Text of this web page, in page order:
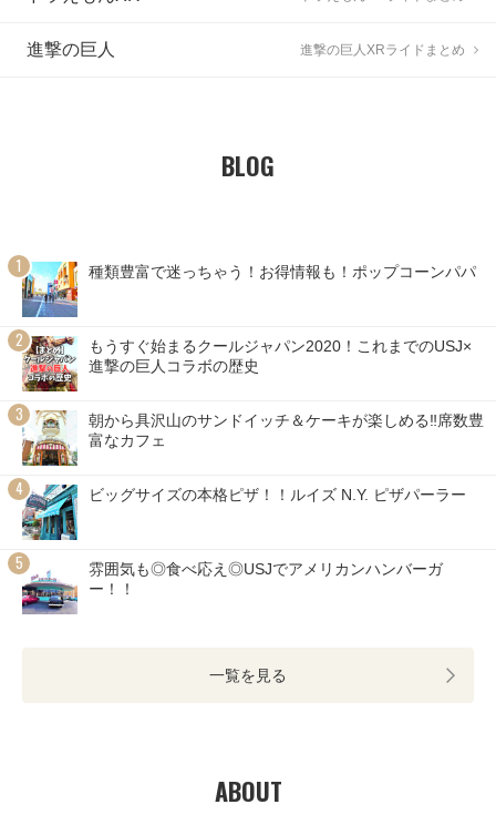
進撃の巨人 進撃の巨人XRライドまとめ
BLOG
種類豊富で迷っちゃう！お得情報も！ポップコーンパパ
もうすぐ始まるクールジャパン2020！これまでのUSJ×
進撃の巨人コラボの歴史
朝から具沢山のサンドイッチ＆ケーキが楽しめる‼席数豊
富なカフェ
ビッグサイズの本格ピザ！！ルイズ N.Y. ピザパーラー
雰囲気も◎食べ応え◎USJでアメリカンハンバーガ
ー！！
一覧を見る
ABOUT